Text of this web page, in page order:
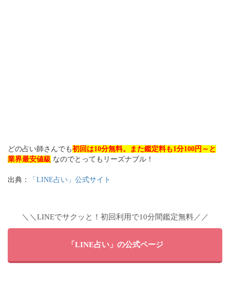
どの占い師さんでも初回は10分無料。また鑑定料も1分100円～と
業界最安値級 なのでとってもリーズナブル！
出典： 「LINE占い」公式サイト
＼＼LINEでサクッと！初回利用で10分間鑑定無料／／
「LINE占い」の公式ページ